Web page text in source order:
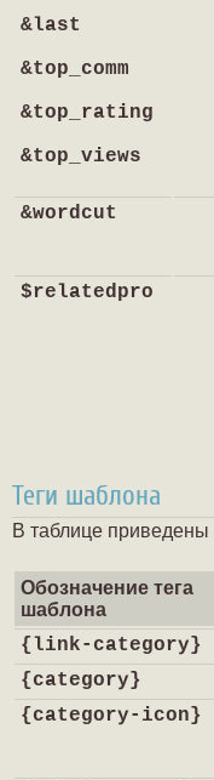
&last
&top_comm
&top_rating
&top_views
&wordcut
$relatedpro
Теги шаблона
В таблице
Обозначение тега
шаблона
{link-category}
{category}
{category-icon}